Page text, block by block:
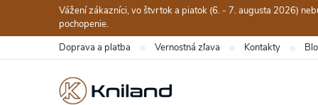
obsah
Vážení zákazníci, vo štvrtok a piatok (6. - 7. augusta 2026)
pochopenie.
Doprava a platba Vernostná zľava Kontakty